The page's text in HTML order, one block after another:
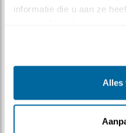
informatie die u aan ze
Alles
DE VOORTEKENEN
De voortekenen dat de
uit de eieren te horen,